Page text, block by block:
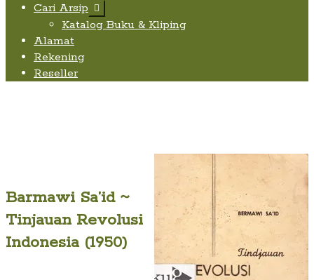
Cari Arsip
Expand
child
menu
Katalog Buku & Kliping
Alamat
Rekening
Reseller
Barmawi Sa’id ~
Tinjauan Revolusi
Indonesia (1950)